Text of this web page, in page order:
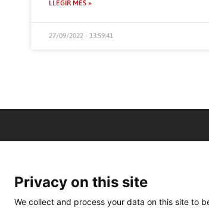
LLEGIR MÉS »
27/09/2022 - 13:59:41
Privacy on this site
We collect and process your data on this site to